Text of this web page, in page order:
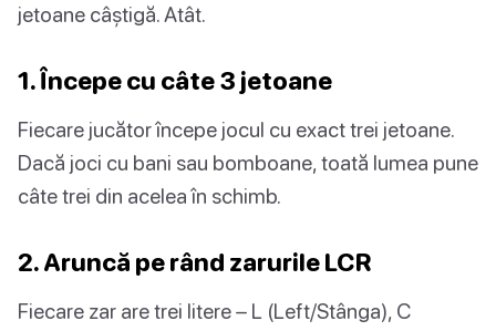
jetoane câștigă. Atât.
1. Începe cu câte 3 jetoane
Fiecare jucător începe jocul cu exact trei jetoane.
Dacă joci cu bani sau bomboane, toată lumea pune
câte trei din acelea în schimb.
2. Aruncă pe rând zarurile LCR
Fiecare zar are trei litere – L (Left/Stânga), C